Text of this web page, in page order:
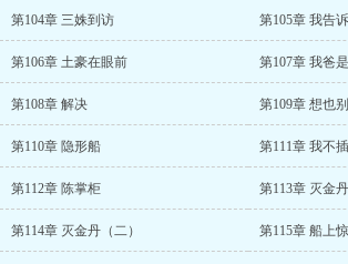
第104章 三姝到访 第105章 我告
第106章 土豪在眼前 第107章 我爸
第108章 解决 第109章 想也
第110章 隐形船 第111章 我不
第112章 陈掌柜 第113章 灭金丹
第114章 灭金丹（二） 第115章 船上